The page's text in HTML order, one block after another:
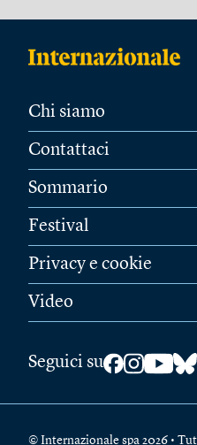
Chi siamo
Contattaci
Sommario
Festival
Privacy e cookie
Video
Seguici su
© Internazionale spa 2026 •